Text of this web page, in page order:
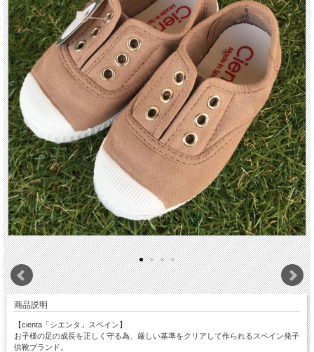
商品説明
【cienta「シエンタ」スペイン】
お子様の足の成長を正しく守る為、厳しい基準をクリアして作られるスペイン発子
供靴ブランド。